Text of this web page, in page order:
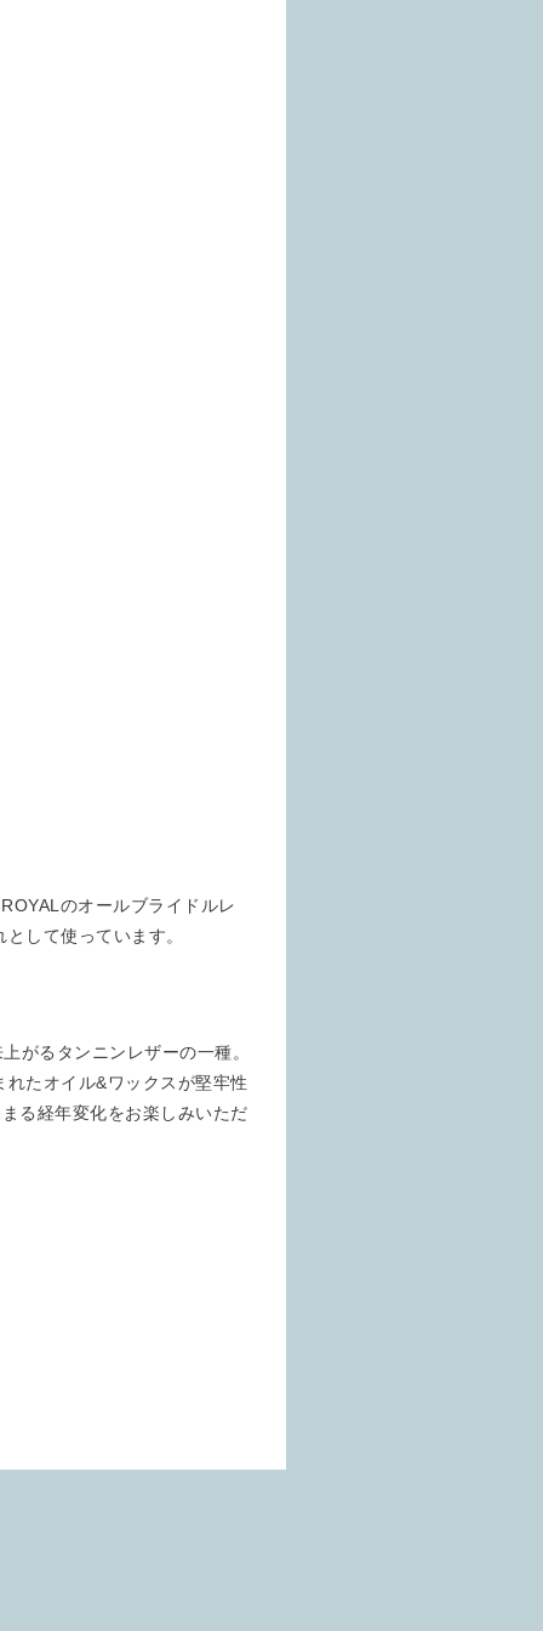
のオールブライドルレ
して使っています。
がるタンニンレザーの一種。
たオイル&ワックスが堅牢性
る経年変化をお楽しみいただ